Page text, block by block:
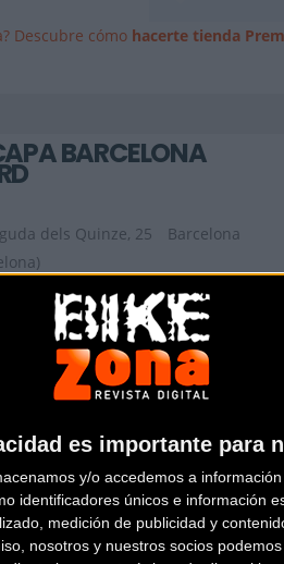
es importante para
y/o accedemos a
identificadores únicos e información
medición de publicidad y
nosotros y nuestros socios
Descubre cómo hacerte tienda
BARCELONA
dels Quinze, 25
Barcelona
ON WHEELS
(Barcelona)